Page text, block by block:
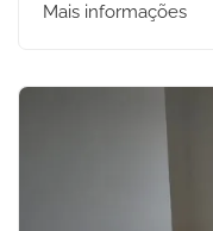
Mais informações